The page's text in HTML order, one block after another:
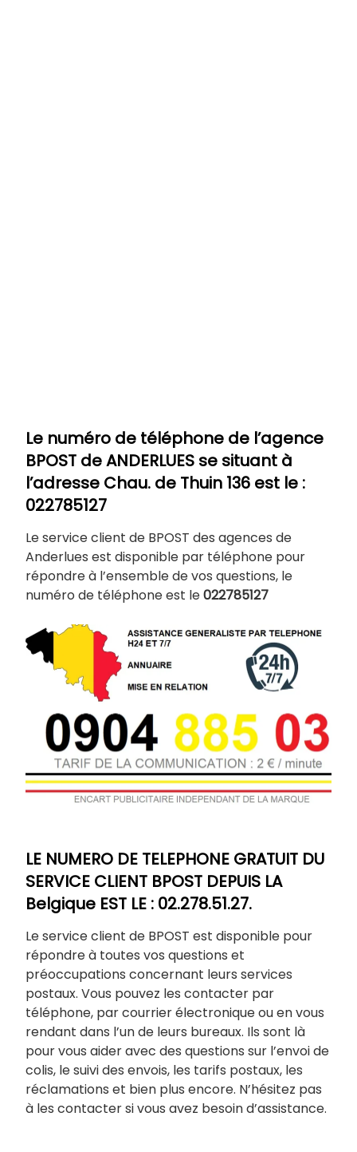
Le numéro de téléphone de l’agence
BPOST deANDERLUES se situant à
l’adresse Chau. de Thuin 136 est le :
022785127
Le service client de BPOST des agences de
Anderlues est disponible par téléphone pour
répondre à l’ensemble de vos questions, le
numéro de téléphone est le022785127
LE NUMERO DE TELEPHONE GRATUIT DU
SERVICE CLIENT BPOST DEPUIS LA
Belgique EST LE : 02.278.51.27.
Le service client de BPOST est disponible pour
répondre à toutes vos questions et
préoccupations concernant leurs services
postaux. Vous pouvez les contacter par
téléphone, par courrier électronique ou en vous
rendant dans l’un de leurs bureaux. Ils sont là
pour vous aider avec des questions sur l’envoi de
colis, le suivi des envois, les tarifs postaux, les
réclamations et bien plus encore. N’hésitez pas
à les contacter si vous avez besoin d’assistance.